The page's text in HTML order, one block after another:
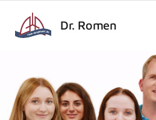
Dr. Romen